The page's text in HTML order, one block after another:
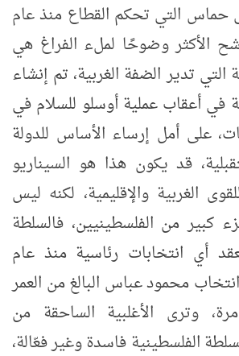
حماس التي تحكم القطاع منذ عام
الأكثر وضوحًا لملء الفراغ هي
التي تدير الضفة الغربية، تم إنشاء
في أعقاب عملية أوسلو للسلام في
على أمل إرساء الأساس للدولة
قد يكون هذا هو السيناريو
الغربية والإقليمية، لكنه ليس
كبير من الفلسطينيين، فالسلطة
أي انتخابات رئاسية منذ عام
انتخاب محمود عباس البالغ من العمر
مرة، وترى الأغلبية الساحقة من
الفلسطينية فاسدة وغير فعّالة،